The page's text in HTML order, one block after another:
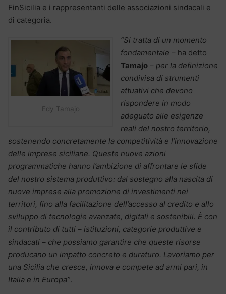
FinSicilia e i rappresentanti delle associazioni sindacali e
di categoria.
Edy Tamajo
“Si tratta di un momento
fondamentale – ha detto
Tamajo – per la definizione
condivisa di strumenti
attuativi che devono
rispondere in modo
adeguato alle esigenze
reali del nostro territorio,
sostenendo concretamente la competitività e l’innovazione
delle imprese siciliane. Queste nuove azioni
programmatiche hanno l’ambizione di affrontare le sfide
del nostro sistema produttivo: dal sostegno alla nascita di
nuove imprese alla promozione di investimenti nei
territori, fino alla facilitazione dell’accesso al credito e allo
sviluppo di tecnologie avanzate, digitali e sostenibili. È con
il contributo di tutti – istituzioni, categorie produttive e
sindacati – che possiamo garantire che queste risorse
producano un impatto concreto e duraturo. Lavoriamo per
una Sicilia che cresce, innova e compete ad armi pari, in
Italia e in Europa”.